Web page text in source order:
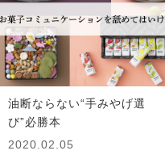
油断ならない“手みやげ選
び”必勝本
2020.02.05